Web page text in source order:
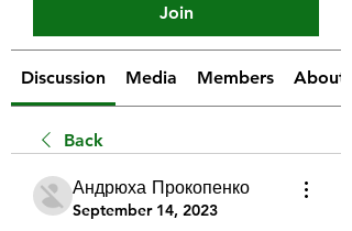
Join
Discussion Media Members About
Back
Андрюха Прокопенко
September 14, 2023